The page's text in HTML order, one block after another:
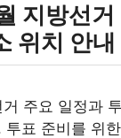
지방선거
위치 안내
주요 일정과
투표 준비를 위